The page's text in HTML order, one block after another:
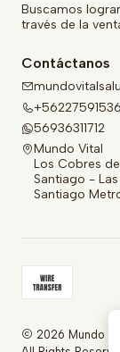
Buscamos
través de la
Contáctanos
+56227591536
56936311712
Mundo Vital
Los Cobres de
Santiago -
Santiago
2026 Mundo